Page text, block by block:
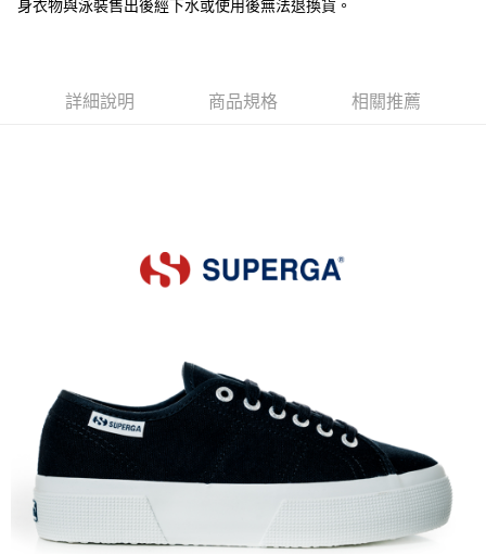
7-11取貨付款
每筆NT$80，滿NT$599(含以上)免運費
身衣物與泳裝售出後經下水或使用後無法退換貨。
詳細說明 商品規格 相關推薦